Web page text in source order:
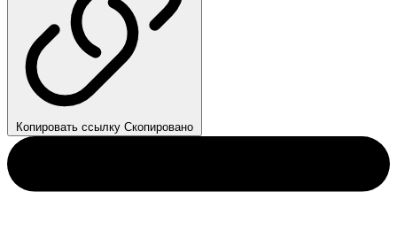
Копировать ссылку Скопировано